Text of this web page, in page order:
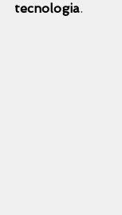
tecnologia.